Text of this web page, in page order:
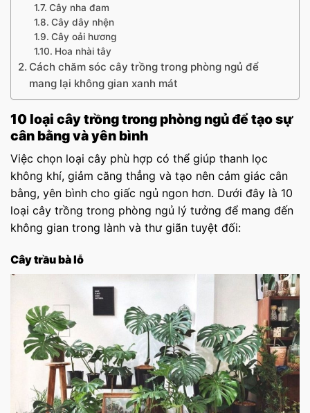
Cây nha đam
Cây dây nhện
Cây oải hương
Hoa nhài tây
Cách chăm sóc cây trồng trong phòng ngủ để
mang lại không gian xanh mát
10 loại cây trồng trong phòng ngủ để tạo sự
cân bằng và yên bình
Việc chọn loại cây phù hợp có thể giúp thanh lọc
không khí, giảm căng thẳng và tạo nên cảm giác cân
bằng, yên bình cho giấc ngủ ngon hơn. Dưới đây là 10
loại cây trồng trong phòng ngủ lý tưởng để mang đến
không gian trong lành và thư giãn tuyệt đối:
Cây trầu bà lỗ